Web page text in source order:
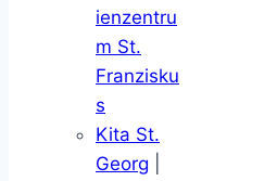
ienzentru
m St.
Franzisku
s
Kita St.
Georg